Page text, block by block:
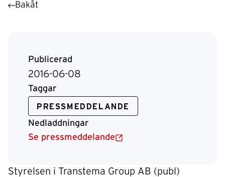
Bakåt
Publicerad
2016-06-08
Taggar
PRESSMEDDELANDE
Nedladdningar
Se pressmeddelande
Styrelsen i Transtema Group AB (publ)